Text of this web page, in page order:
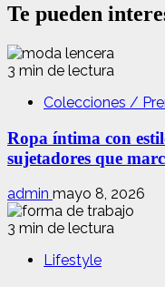
Te pueden
3 min de lectura
Colecciones /
Ropa íntima con
sujetadores que
admin mayo 8, 2026
3 min de lectura
Lifestyle